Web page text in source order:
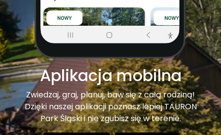
Aplikacja mobilna
Zwiedzaj, graj, planuj, baw się z całą rodziną!
Dzięki naszej aplikacji poznasz lepiej TAURON
Park Śląski i nie zgubisz się w terenie.